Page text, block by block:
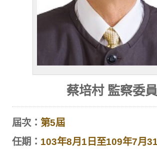
蔡培村 監察委員
屆次： 第5屆
任期： 103年8月1日至109年7月